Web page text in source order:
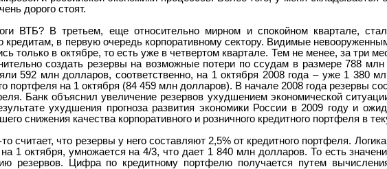
дорого стоят.
ВТБ? В третьем, еще относительно мирном и спокойном квартале,
кредитам, в первую очередь корпоративному сектору. Видимые
только в октябре, то есть уже в четвертом квартале. Тем не менее, за три
создать резервы на возможные потери по ссудам в размере 788
592 млн долларов, соответственно, на 1 октября 2008 года – уже 1 380
портфеля на 1 октября (84 459 млн долларов). В начале 2008 года резервы
Банк объяснил увеличение резервов ухудшением экономической
ухудшения прогноза развития экономики России в 2009 году и
снижения качества корпоративного и розничного кредитного портфеля в
считает, что резервы у него составляют 2,5% от кредитного портфеля.
на 1 октября, умножается на 4/3, что дает 1 840 млн долларов. То есть
резервов. Цифра по кредитному портфелю получается путем